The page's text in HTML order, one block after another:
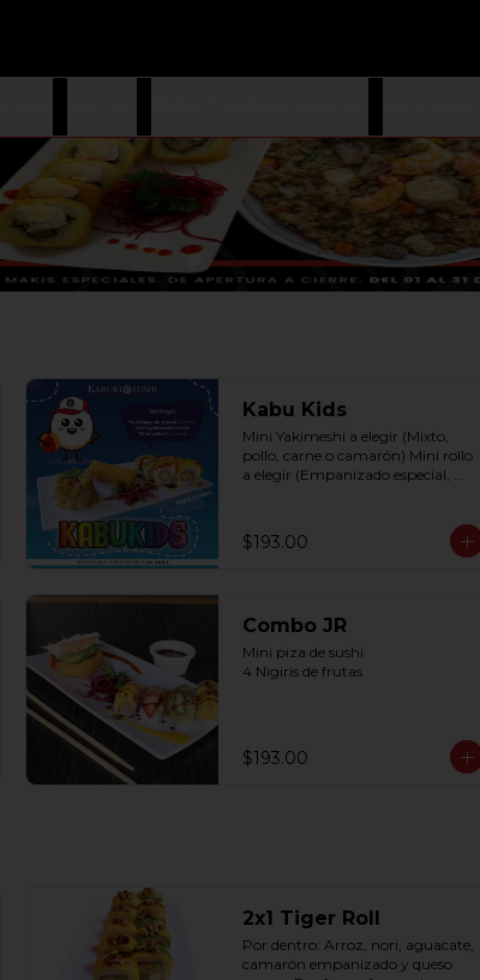
Kabu Kids
Mini Yakimeshi a elegir (Mixto,
pollo, carne o camarón) Mini rollo
a elegir (Empanizado especial,
$193.00
Combo JR
Mini piza de sushi
4 Nigiris de frutas
$193.00
2x1 Tiger Roll
Por dentro: Arroz, nori, aguacate,
camarón empanizado y queso